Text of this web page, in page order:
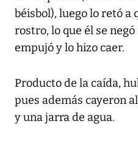
béisbol), luego lo retó a
rostro, lo que él se
empujó y lo hizo caer.
Producto de la caída,
pues además cayeron
y una jarra de agua.